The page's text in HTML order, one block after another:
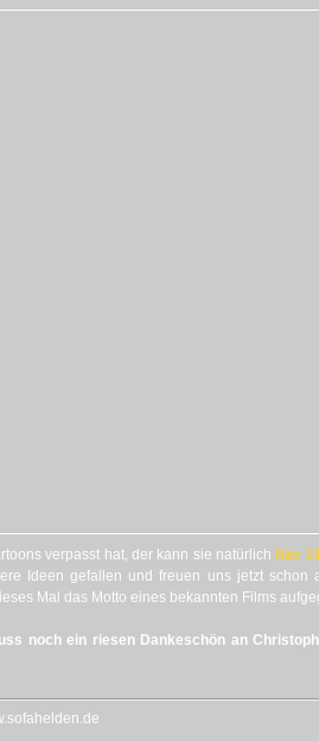
verpasst hat, der kann sie natürlich hier
Ideen gefallen und freuen uns jetzt schon
Mal das Motto eines bekannten Films
noch ein riesen Dankeschön an